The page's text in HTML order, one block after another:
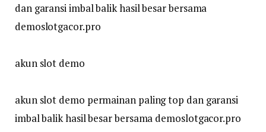
dan garansi imbal balik hasil besar bersama
demoslotgacor.pro
akun slot demo
akun slot demo permainan paling top dan garansi
imbal balik hasil besar bersama demoslotgacor.pro